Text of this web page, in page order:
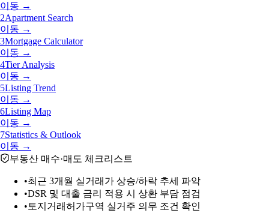
이동 →
2Apartment Search
이동 →
3Mortgage Calculator
이동 →
4Tier Analysis
이동 →
5Listing Trend
이동 →
6Listing Map
이동 →
7Statistics & Outlook
이동 →
부동산 매수·매도 체크리스트
•최근 3개월 실거래가 상승/하락 추세 파악
•DSR 및 대출 금리 적용 시 상환 부담 점검
• 토지거래허가구역 실거주 의무 조건 확인